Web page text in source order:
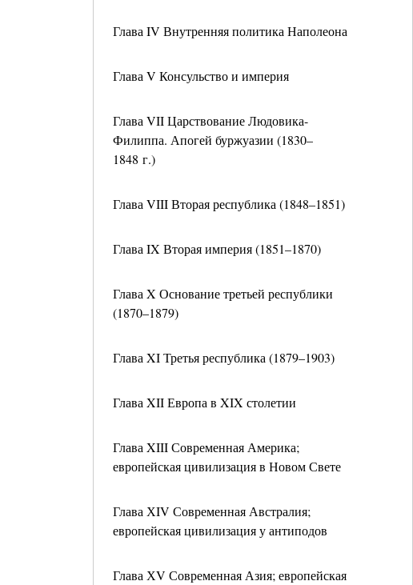
Глава IV Внутренняя политика Наполеона
Глава V Консульство и империя
Глава VII Царствование Людовика-
Филиппа. Апогей буржуазии (1830–
1848 г.)
Глава VIII Вторая республика (1848–1851)
Глава IX Вторая империя (1851–1870)
Глава X Основание третьей республики
(1870–1879)
Глава XI Третья республика (1879–1903)
Глава XII Европа в XIX столетии
Глава XIII Современная Америка;
европейская цивилизация в Новом Свете
Глава ХIV Современная Австралия;
европейская цивилизация у антиподов
Глава ХV Современная Азия; европейская